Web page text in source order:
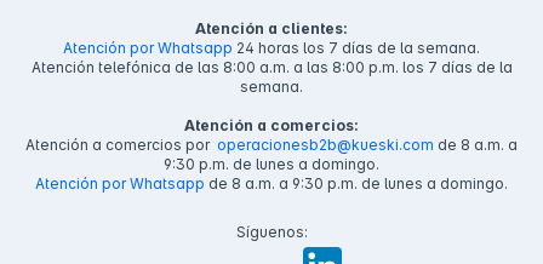
Atención a clientes:
Atención por Whatsapp 24 horas los 7 días de la semana.
Atención telefónica de las 8:00 a.m. a las 8:00 p.m. los 7 días de la
semana.
Atención a comercios:
Atención a comercios por operacionesb2b@kueski.com de 8 a.m. a
9:30 p.m. de lunes a domingo.
Atención por Whatsapp de 8 a.m. a 9:30 p.m. de lunes a domingo.
Síguenos: